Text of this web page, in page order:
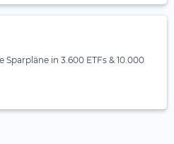
in 3.600 ETFs & 10.000